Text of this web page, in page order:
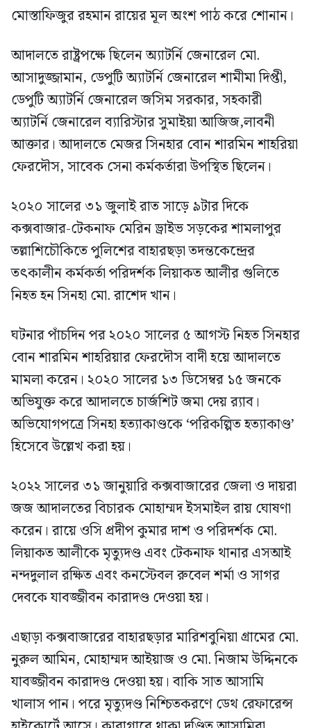
মোস্তাফিজুর রহমান রায়ের মূল অংশ পাঠ করে শোনান।
আদালতে রাষ্ট্রপক্ষে ছিলেন অ্যাটর্নি জেনারেল মো.
আসাদুজ্জামান, ডেপুটি অ্যাটর্নি জেনারেল শামীমা দিপ্তী,
ডেপুটি অ্যাটর্নি জেনারেল জসিম সরকার, সহকারী
অ্যাটর্নি জেনারেল ব্যারিস্টার সুমাইয়া আজিজ,লাবনী
আক্তার। আদালতে মেজর সিনহার বোন শারমিন শাহরিয়া
ফেরদৌস, সাবেক সেনা কর্মকর্তারা উপস্থিত ছিলেন।
২০২০ সালের ৩১ জুলাই রাত সাড়ে ৯টার দিকে
কক্সবাজার-টেকনাফ মেরিন ড্রাইভ সড়কের শামলাপুর
তল্লাশিচৌকিতে পুলিশের বাহারছড়া তদন্তকেন্দ্রের
তৎকালীন কর্মকর্তা পরিদর্শক লিয়াকত আলীর গুলিতে
নিহত হন সিনহা মো. রাশেদ খান।
ঘটনার পাঁচদিন পর ২০২০ সালের ৫ আগস্ট নিহত সিনহার
বোন শারমিন শাহরিয়ার ফেরদৌস বাদী হয়ে আদালতে
মামলা করেন। ২০২০ সালের ১৩ ডিসেম্বর ১৫ জনকে
অভিযুক্ত করে আদালতে চার্জশিট জমা দেয় র‌্যাব।
অভিযোগপত্রে সিনহা হত্যাকাণ্ডকে ‘পরিকল্পিত হত্যাকাণ্ড’
হিসেবে উল্লেখ করা হয়।
২০২২ সালের ৩১ জানুয়ারি কক্সবাজারের জেলা ও দায়রা
জজ আদালতের বিচারক মোহাম্মদ ইসমাইল রায় ঘোষণা
করেন। রায়ে ওসি প্রদীপ কুমার দাশ ও পরিদর্শক মো.
লিয়াকত আলীকে মৃত্যুদণ্ড এবং টেকনাফ থানার এসআই
নন্দদুলাল রক্ষিত এবং কনস্টেবল রুবেল শর্মা ও সাগর
দেবকে যাবজ্জীবন কারাদণ্ড দেওয়া হয়।
এছাড়া কক্সবাজারের বাহারছড়ার মারিশবুনিয়া গ্রামের মো.
নুরুল আমিন, মোহাম্মদ আইয়াজ ও মো. নিজাম উদ্দিনকে
যাবজ্জীবন কারাদণ্ড দেওয়া হয়। বাকি সাত আসামি
খালাস পান। পরে মৃত্যুদণ্ড নিশ্চিতকরণে ডেথ রেফারেন্স